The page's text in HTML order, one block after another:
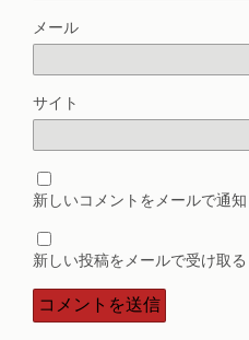
メール
サイト
新しいコメントをメールで通知
新しい投稿をメールで受け取る